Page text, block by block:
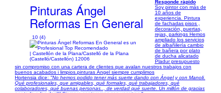
Pinturas Ángel
Reformas En General
10 (4)
| Castellón de la Plana/Castelló de la Plana
(Castelló/Castellón) 12006
Responde rápido
Soy pintor con más de
10 años de
experiencia. Pintura
de fachadas pisos ,
decoración, puertas,
rejas, parkings Hemos
ampliado los servicios
de albañilería cambio
de bañera por plato
de ducha alicatado
Pladur presupuesto
sin compromiso con una cartera de clientes que avalan nuestros trabajos con
buenos acabados i limpios.pinturas Ángel siempre cumplimos
Hortensia dice: "No hemos podido tener más suerte dando con Ángel y con Manoli.
Qué profesionales, que amigables, qué formales, qué trabajadores, qué
colaboradores, qué buenas personas.., de verdad qué suerte. Un millón de gracias